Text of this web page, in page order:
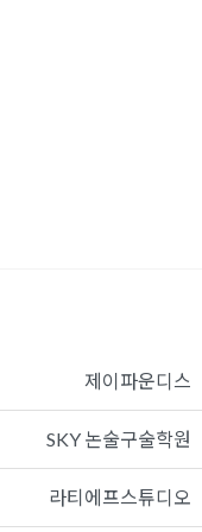
제이파운디스
SKY 논술구술학원
라티에프스튜디오